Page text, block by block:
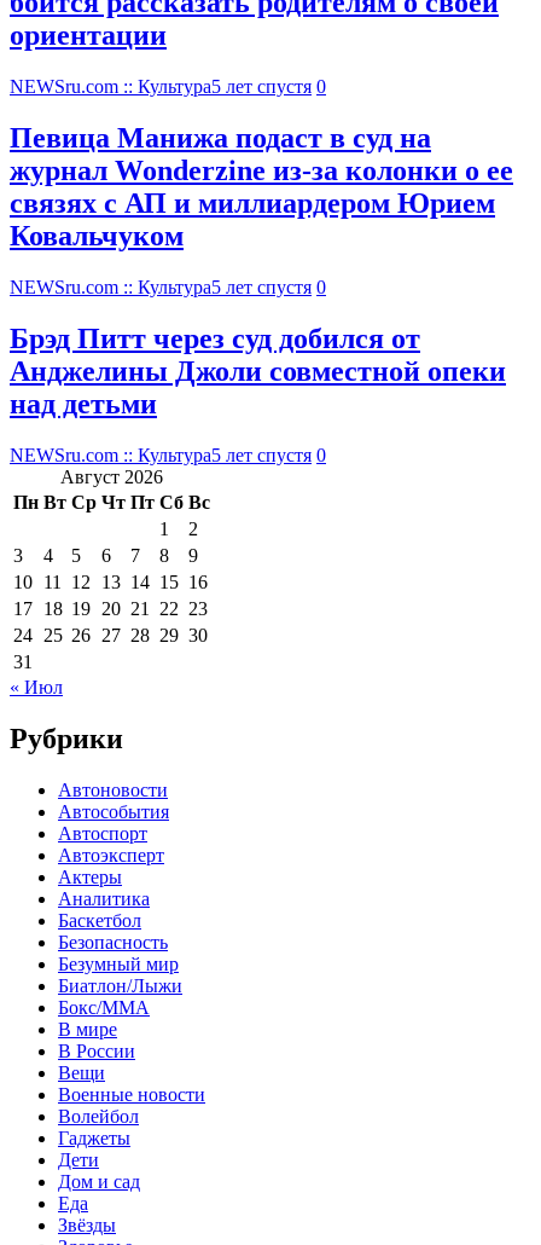
ориентации
NEWSru.com :: Культура5 лет спустя 0
Певица Манижа подаст в суд на
журнал Wonderzine из-за колонки о ее
связях с АП и миллиардером Юрием
Ковальчуком
NEWSru.com :: Культура5 лет спустя 0
Брэд Питт через суд добился от
Анджелины Джоли совместной опеки
над детьми
NEWSru.com :: Культура5 лет спустя 0
Август 2026
Пн Вт Ср Чт Пт Сб Вс
1
2
3
4 5 6 7 8
9
10 11 12 13 14 15 16
17 18 19 20 21 22 23
24 25 26 27 28 29 30
31
« Июл
Рубрики
Автоновости
Автособытия
Автоспорт
Автоэксперт
Актеры
Аналитика
Баскетбол
Безопасность
Безумный мир
Биатлон/Лыжи
Бокс/MMA
В мире
В России
Вещи
Военные новости
Волейбол
Гаджеты
Дети
Дом и сад
Еда
Звёзды